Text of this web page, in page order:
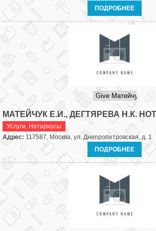
ПОДРОБНЕЕ
МАТЕЙЧУК Е.И., ДЕГТЯРЕВА Н.К.
Услуги, Нотариусы
Адрес: 117587, Москва, ул. Днепропетровская, д. 1
ПОДРОБНЕЕ